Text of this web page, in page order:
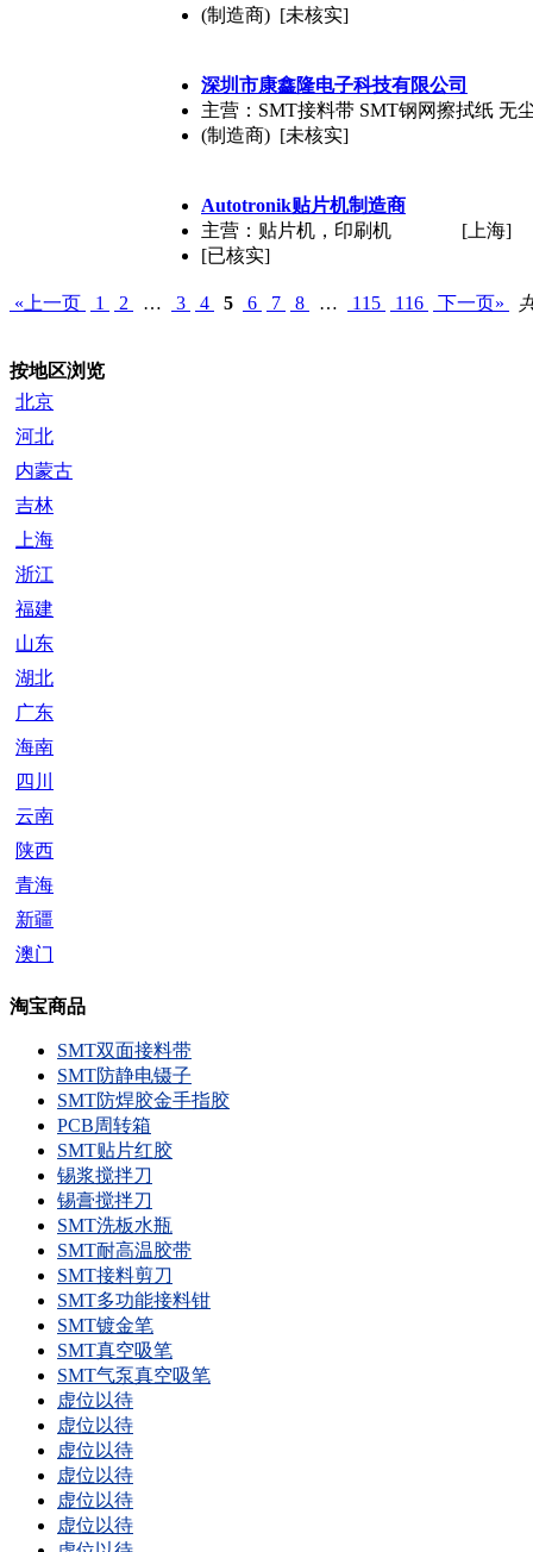
(制造商) [未核实]
深圳市康鑫隆电子科技有限公司
主营：SMT接料带 SMT钢网擦拭纸 无
(制造商) [未核实]
Autotronik贴片机制造商
主营：贴片机，印刷机
[已核实]
[上海]
«上一页 1 2 … 3 4 5 6 7 8 … 115 116 下一页»
按地区浏览
北京
河北
内蒙古
吉林
上海
浙江
福建
山东
湖北
广东
海南
四川
云南
陕西
青海
新疆
澳门
淘宝商品
SMT双面接料带
SMT防静电镊子
SMT防焊胶金手指胶
PCB周转箱
SMT贴片红胶
锡浆搅拌刀
锡膏搅拌刀
SMT洗板水瓶
SMT耐高温胶带
SMT接料剪刀
SMT多功能接料钳
SMT镀金笔
SMT真空吸笔
SMT气泵真空吸笔
虚位以待
虚位以待
虚位以待
虚位以待
虚位以待
虚位以待